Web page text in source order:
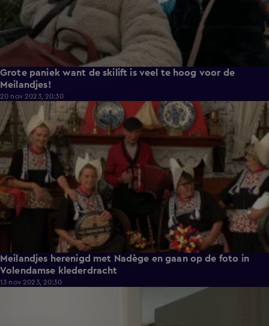
Grote paniek want de skilift is veel te hoog voor de
Meilandjes!
20 nov 2023, 20:30
13:05
Meilandjes herenigd met Nadège en gaan op de foto in
Volendamse klederdracht
13 nov 2023, 20:30